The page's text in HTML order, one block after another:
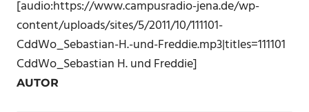
[audio:https://www.campusradio-jena.de/wp-
content/uploads/sites/5/2011/10/111101-
CddWo_Sebastian-H.-und-Freddie.mp3|titles=111101
CddWo_Sebastian H. und Freddie]
AUTOR